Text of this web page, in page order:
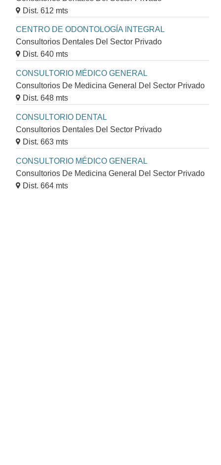
Dist. 612 mts
CENTRO DE ODONTOLOGÍA INTEGRAL
Consultorios Dentales Del Sector Privado
Dist. 640 mts
CONSULTORIO MÉDICO GENERAL
Consultorios De Medicina General Del Sector Privado
Dist. 648 mts
CONSULTORIO DENTAL
Consultorios Dentales Del Sector Privado
Dist. 663 mts
CONSULTORIO MÉDICO GENERAL
Consultorios De Medicina General Del Sector Privado
Dist. 664 mts